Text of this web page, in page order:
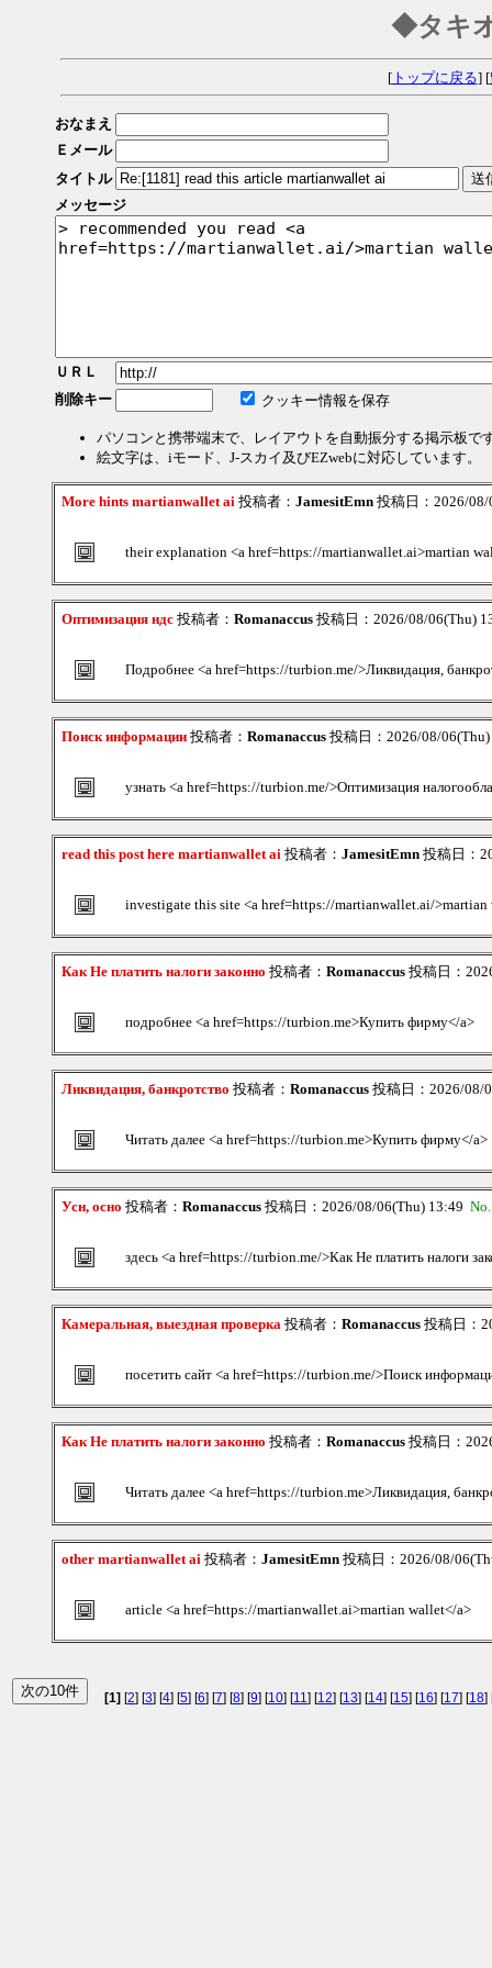
◆タキ
[トップに戻る] [
おなまえ
Ｅメール
タイトル
メッセージ
ＵＲＬ
削除キー
クッキー情報を保存
パソコンと携帯端末で、レイアウトを自動振分する掲示板で
絵文字は、iモード、J-スカイ及びEZwebに対応しています。
More hints martianwallet ai 投稿者： JamesitEmn 投稿日：2026/
their explanation <a href=https://martianwallet.ai>martian
Оптимизация ндс 投稿者： Romanaccus 投稿日：2026/08/06(Thu)
Подробнее <a href=https://turbion.me/>Ликвидация,
Поиск информации 投稿者： Romanaccus 投稿日：2026/08/
узнать <a href=https://turbion.me/>Оптимизация
read this post here martianwallet ai 投稿者： JamesitEmn 投稿日：
investigate this site <a href=https://martianwallet.ai/>martian
Как Не платить налоги законно 投稿者： Romanaccus 投稿日：
подробнее <a href=https://turbion.me>Купить фирму</a>
Ликвидация, банкротство 投稿者： Romanaccus 投稿日：2026/08/
Читать далее <a href=https://turbion.me>Купить фирму</a>
Усн, осно 投稿者： Romanaccus 投稿日：2026/08/06(Thu) 13:49
здесь <a href=https://turbion.me/>Как Не платить налоги
Камеральная, выездная проверка 投稿者： Romanaccus 投稿日：
посетить сайт <a href=https://turbion.me/>Поиск
Как Не платить налоги законно 投稿者： Romanaccus 投稿日：
Читать далее <a href=https://turbion.me>Ликвидация,
other martianwallet ai 投稿者： JamesitEmn 投稿日：2026/08/
article <a href=https://martianwallet.ai>martian wallet</a>
[1] [2] [3] [4] [5] [6] [7] [8] [9] [10] [11] [12] [13] [14] [15] [16] [17] [18]